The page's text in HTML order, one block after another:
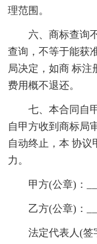
理范围。
六、商标查询
查询，不等于能获
局决定，如商 标注
费用概不退还。
七、本合同自
自甲方收到商标局
自动终止，本 协议
力。
甲方(公章)：
乙方(公章)：
法定代表人(签